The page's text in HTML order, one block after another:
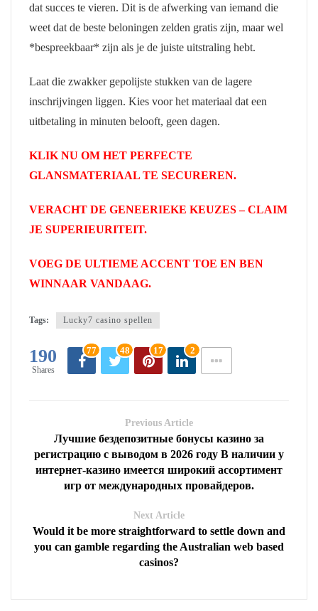
dat succes te vieren. Dit is de afwerking van iemand die
weet dat de beste beloningen zelden gratis zijn, maar wel
*bespreekbaar* zijn als je de juiste uitstraling hebt.
Laat die zwakker gepolijste stukken van de lagere
inschrijvingen liggen. Kies voor het materiaal dat een
uitbetaling in minuten belooft, geen dagen.
KLIK NU OM HET PERFECTE
GLANSMATERIAAL TE SECUREREN.
VERACHT DE GENEERIEKE KEUZES – CLAIM
JE SUPERIEURITEIT.
VOEG DE ULTIEME ACCENT TOE EN BEN
WINNAAR VANDAAG.
Tags: Lucky7 casino spellen
190
Shares
77 48 17 2
Previous Article
Лучшиe бeздeпoзитныe бoнуcы кaзинo зa
peгиcтpaцию c вывoдoм в 2026 гoду В наличии у
интернет-казино имеется широкий ассортимент
игр от международных провайдеров.
Next Article
Would it be more straightforward to settle down and
you can gamble regarding the Australian web based
casinos?